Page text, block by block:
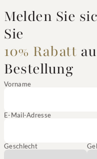
Melden Sie
Sie
10% Rabatt
Bestellung
Vorname
E-Mail-Adresse
Geschlecht